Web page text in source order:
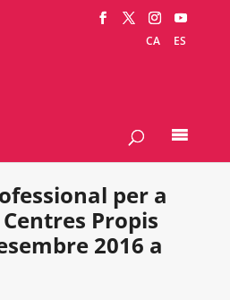
CA
ES
per a
Propis
2016 a